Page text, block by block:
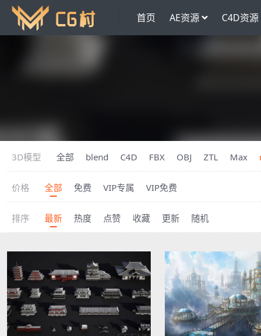
首页 AE资源 C4D资源
3D模型 全部 blend C4D FBX OBJ ZTL Max
价格 全部 免费 VIP专属 VIP免费
排序 最新 热度 点赞 收藏 更新 随机